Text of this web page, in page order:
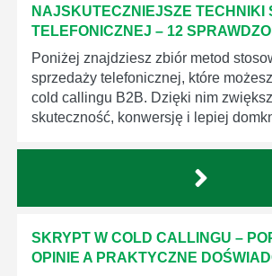
NAJSKUTECZNIEJSZE TECHNIKI
TELEFONICZNEJ – 12
Poniżej znajdziesz zbiór metod
sprzedaży telefonicznej, które
cold callingu B2B. Dzięki nim
skuteczność, konwersję i lepiej
SKRYPT W COLD CALLINGU –
OPINIE A PRAKTYCZNE